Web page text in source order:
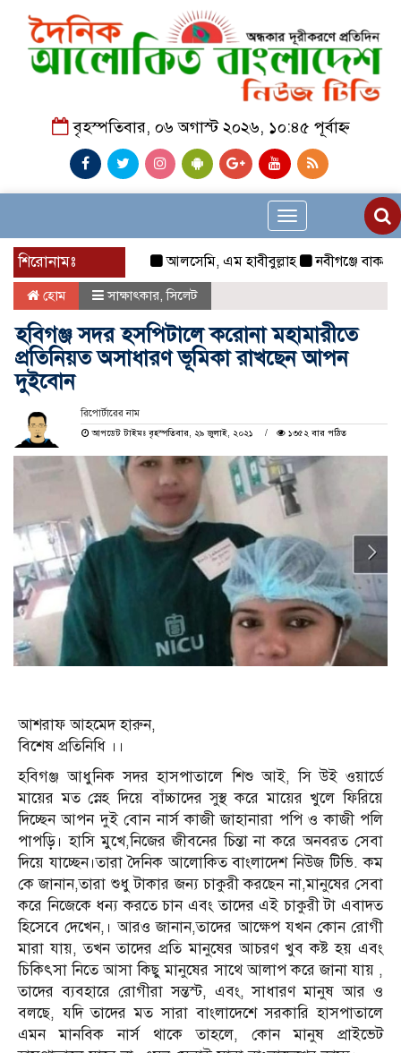
বৃহস্পতিবার, ০৬ অগাস্ট ২০২৬, ১০:৪৫ পূর্বাহ্ন
Toggle
navigation
শিরোনামঃ আলসেমি, এম হাবীবুল্লাহ নবীগঞ্জে
হোম সাক্ষাৎকার,সিলেট
হবিগঞ্জ সদর হসপিটালে করোনা মহামারীতে
প্রতিনিয়ত অসাধারণ ভূমিকা রাখছেন আপন
দুইবোন
রিপোর্টারের নাম
আপডেট টাইমঃ বৃহস্পতিবার, ২৯ জুলাই, ২০২১
১৩৫২ বার পঠিত
আশরাফ আহমেদ হারুন,
বিশেষ প্রতিনিধি ।।
হবিগঞ্জ আধুনিক সদর হাসপাতালে শিশু আই, সি উই ওয়ার্ডে
মায়ের মত স্নেহ দিয়ে বাঁচ্চাদের সুস্থ করে মায়ের খুলে ফিরিয়ে
দিচ্ছেন আপন দুই বোন নার্স কাজী জাহানারা পপি ও কাজী পলি
পাপড়ি। হাসি মুখে,নিজের জীবনের চিন্তা না করে অনবরত সেবা
দিয়ে যাচ্ছেন।তারা দৈনিক আলোকিত বাংলাদেশ নিউজ টিভি. কম
কে জানান,তারা শুধু টাকার জন্য চাকুরী করছেন না,মানুষের সেবা
করে নিজেকে ধন্য করতে চান এবং তাদের এই চাকুরী টা এবাদত
হিসেবে দেখেন,। আরও জানান,তাদের আক্ষেপ যখন কোন রোগী
মারা যায়, তখন তাদের প্রতি মানুষের আচরণ খুব কষ্ট হয় এবং
চিকিৎসা নিতে আসা কিছু মানুষের সাথে আলাপ করে জানা যায় ,
তাদের ব্যবহারে রোগীরা সন্তস্ট, এবং, সাধারণ মানুষ আর ও
বলছে, যদি তাদের মত সারা বাংলাদেশে সরকারি হাসপাতালে
এমন মানবিক নার্স থাকে তাহলে, কোন মানুষ প্রাইভেট